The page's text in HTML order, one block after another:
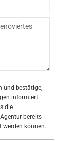
und bestätige,
informiert
die
bereits
können.